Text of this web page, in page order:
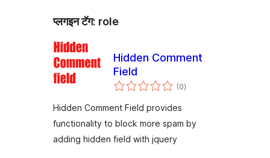
प्लगइन टॅग: role
Hidden Comment
Field
(0एकूण
मूल्यांकन
)
Hidden Comment Field provides
functionality to block more spam by
adding hidden field with jquery